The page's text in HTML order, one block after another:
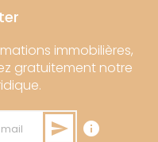
immobilières,
gratuitement notre
info
send